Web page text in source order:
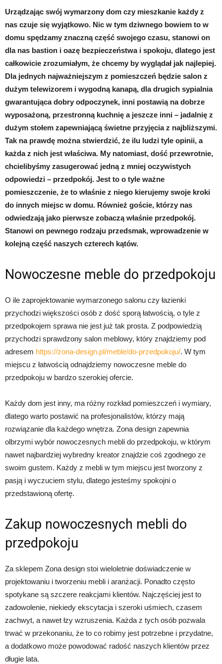
Urządzając swój wymarzony dom czy mieszkanie każdy z
nas czuje się wyjątkowo. Nic w tym dziwnego bowiem to w
domu spędzamy znaczną część swojego czasu, stanowi on
dla nas bastion i oazę bezpieczeństwa i spokoju, dlatego jest
całkowicie zrozumiałym, że chcemy by wyglądał jak najlepiej.
Dla jednych najważniejszym z pomieszczeń będzie salon z
dużym telewizorem i wygodną kanapą, dla drugich sypialnia
gwarantująca dobry odpoczynek, inni postawią na dobrze
wyposażoną, przestronną kuchnię a jeszcze inni – jadalnię z
dużym stołem zapewniającą świetne przyjęcia z najbliższymi.
Tak na prawdę można stwierdzić, że ilu ludzi tyle opinii, a
każda z nich jest właściwa. My natomiast, dość przewrotnie,
chcielibyśmy zasugerować jedną z mniej oczywistych
odpowiedzi – przedpokój. Jest to o tyle ważne
pomieszczenie, że to właśnie z niego kierujemy swoje kroki
do innych miejsc w domu. Również goście, którzy nas
odwiedzają jako pierwsze zobaczą właśnie przedpokój.
Stanowi on pewnego rodzaju przedsmak, wprowadzenie w
kolejną część naszych czterech kątów.
Nowoczesne meble do przedpokoju
O ile zaprojektowanie wymarzonego salonu czy łazienki
przychodzi większości osób z dość sporą łatwością, o tyle z
przedpokojem sprawa nie jest już tak prosta. Z podpowiedzią
przychodzi sprawdzony salon meblowy, który znajdziemy pod
adresem https://zona-design.pl/meble/do-przedpokoju/. W tym
miejscu z łatwością odnajdziemy nowoczesne meble do
przedpokoju w bardzo szerokiej ofercie.
Każdy dom jest inny, ma różny rozkład pomieszczeń i wymiary,
dlatego warto postawić na profesjonalistów, którzy mają
rozwiązanie dla każdego wnętrza. Zona design zapewnia
olbrzymi wybór nowoczesnych mebli do przedpokoju, w którym
nawet najbardziej wybredny kreator znajdzie coś zgodnego ze
swoim gustem. Każdy z mebli w tym miejscu jest tworzony z
pasją i wyczuciem stylu, dlatego jesteśmy spokojni o
przedstawioną ofertę.
Zakup nowoczesnych mebli do
przedpokoju
Za sklepem Zona design stoi wieloletnie doświadczenie w
projektowaniu i tworzeniu mebli i aranżacji. Ponadto często
spotykane są szczere reakcjami klientów. Najczęściej jest to
zadowolenie, niekiedy ekscytacja i szeroki uśmiech, czasem
zachwyt, a nawet łzy wzruszenia. Każda z tych osób pozwala
trwać w przekonaniu, że to co robimy jest potrzebne i przydatne,
a dodatkowo może powodować radość naszych klientów przez
długie lata.